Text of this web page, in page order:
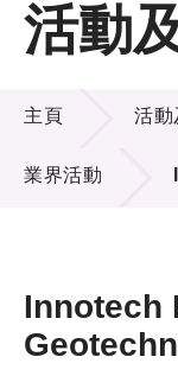
主頁
關於LSCM
技術商品
項目及資
活動及消息
獎項
活動
活動及消息
主頁 活動
業界活動
Innotech